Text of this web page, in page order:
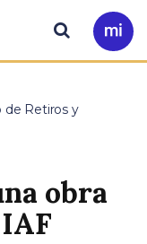
Ir
a
Buscar
de Retiros y
obra